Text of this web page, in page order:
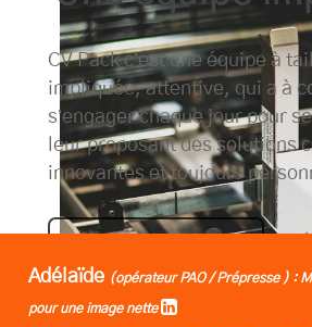
CV Pack c’est une équipe à
impliquée, attentive, qui a à
s’engager chaque jour pour
leur proposant des solutions
innovantes et toujours
Adélaïde (opérateur PAO / Prépresse ) :
pour une image nette